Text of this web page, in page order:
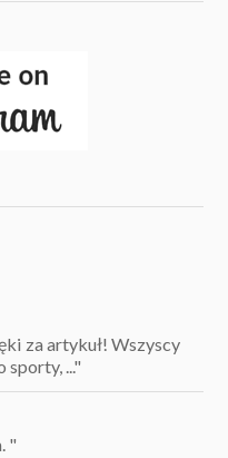
za artykuł! Wszyscy
..."
"